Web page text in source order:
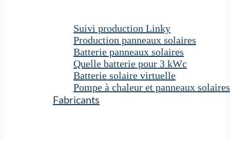
Suivi production Linky
Production panneaux solaires
Batterie panneaux solaires
Quelle batterie pour 3 kWc
Batterie solaire virtuelle
Pompe à chaleur et panneaux solaires
Fabricants